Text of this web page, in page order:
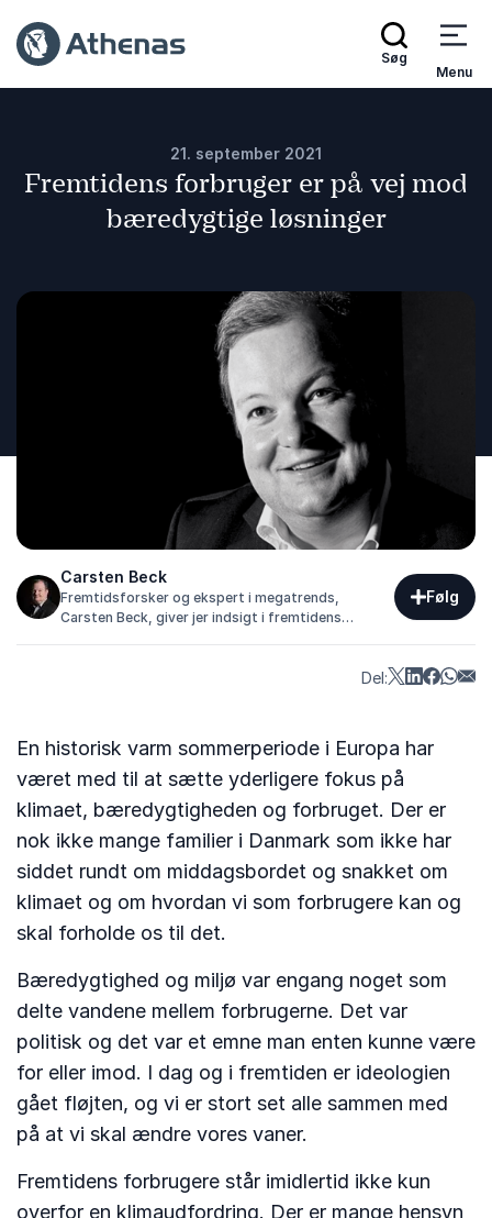
Søg
Menu
21. september 2021
Fremtidens forbruger er på vej mod
bæredygtige løsninger
Carsten Beck
Fremtidsforsker og ekspert i megatrends,
Carsten Beck, giver jer indsigt i fremtidens
Følg
Del:
En historisk varm sommerperiode i Europa har
været med til at sætte yderligere fokus på
klimaet, bæredygtigheden og forbruget. Der er
nok ikke mange familier i Danmark som ikke har
siddet rundt om middagsbordet og snakket om
klimaet og om hvordan vi som forbrugere kan og
skal forholde os til det.
Bæredygtighed og miljø var engang noget som
delte vandene mellem forbrugerne. Det var
politisk og det var et emne man enten kunne være
for eller imod. I dag og i fremtiden er ideologien
gået fløjten, og vi er stort set alle sammen med
på at vi skal ændre vores vaner.
Fremtidens forbrugere står imidlertid ikke kun
overfor en klimaudfordring. Der er mange hensyn